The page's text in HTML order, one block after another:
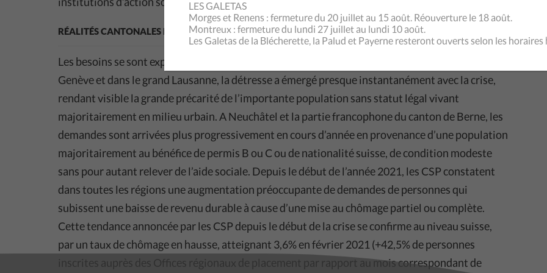
RÉALITÉS CANTONALES DIFFÉRENTES, MAIS NOUVEAUX BESOINS SEMBLABLES
Les besoins se sont exprimés avec un rythme et une intensité différents selon les régions. A
Genève et dans le grand Lausanne, la détresse a émergé presque instantanément avec la crise,
rendant visible la grande précarité de l’importante population sans statut légal vivant
majoritairement en milieu urbain. A Neuchâtel et la partie francophone du canton de Berne, les
demandes sont arrivées plus progressivement en cours d’année en provenance d’une population
majoritairement au bénéfice de permis B ou C ou de nationalité suisse, de condition modeste
sans pour autant relever de l’aide sociale. Depuis le début de l’année 2021, les CSP constatent
dans toutes les régions une augmentation préoccupante de demandes de personnes qui
subissent une baisse de revenu durable à cause d’une mise au chômage partiel ou complète.
Cette tendance annoncée par les CSP depuis le début de la crise se confirme au niveau suisse,
par un taux de chômage en hausse, atteignant 3,6% en février 2021 (+42,5% de personnes
inscrites auprès des Offices régionaux de placement par rapport au mois correspondant de
LES GALETAS
Morges et Renens : fermeture du 20 juillet au 15 août. Réouverture le 18 août.
Montreux : fermeture du lundi 27 juillet au lundi 10 août.
Les Galetas de la Blécherette, la Palud et Payerne resteront ouverts selon les horaires